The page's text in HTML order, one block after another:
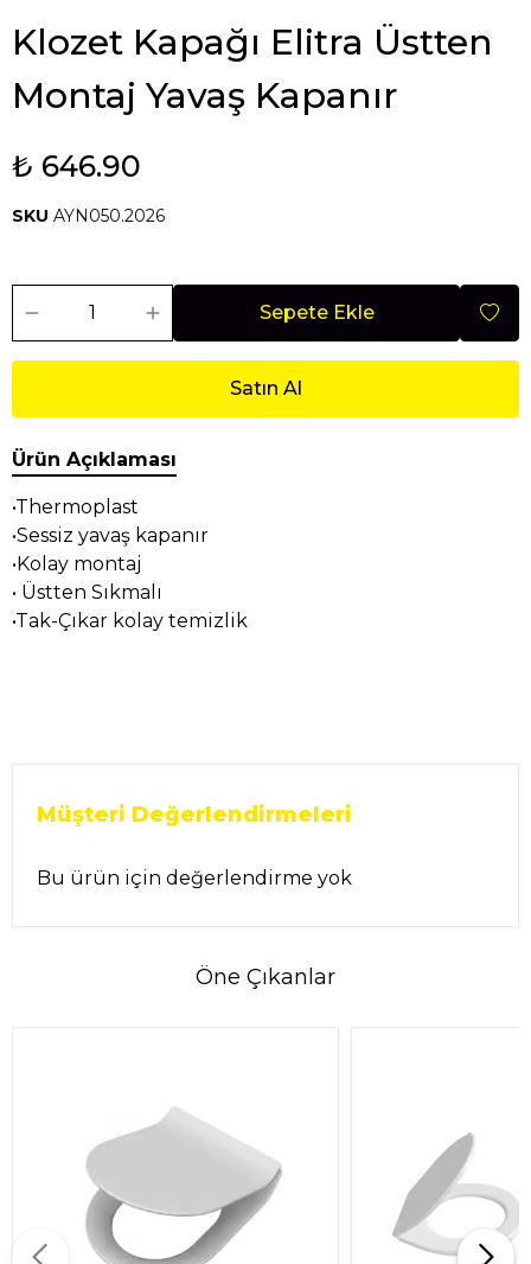
Klozet Kapağı Elitra Üstten
Montaj Yavaş Kapanır
₺ 646.90
SKU AYN050.2026
Sepete Ekle
Satın Al
Ürün Açıklaması
•Thermoplast
•Sessiz yavaş kapanır
•Kolay montaj
• Üstten Sıkmalı
•Tak-Çıkar kolay temizlik
Müşteri Değerlendirmeleri
Bu ürün için değerlendirme yok
Öne Çıkanlar